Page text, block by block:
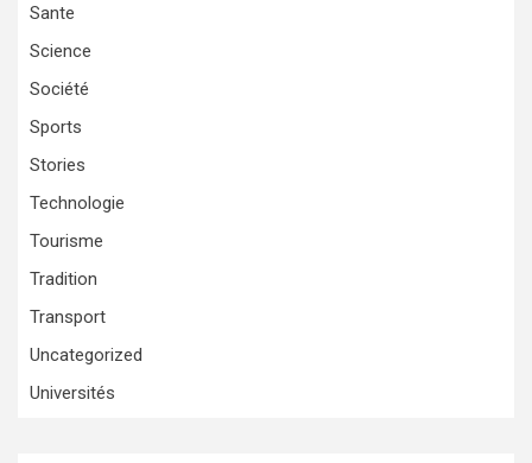
Sante
Science
Société
Sports
Stories
Technologie
Tourisme
Tradition
Transport
Uncategorized
Universités